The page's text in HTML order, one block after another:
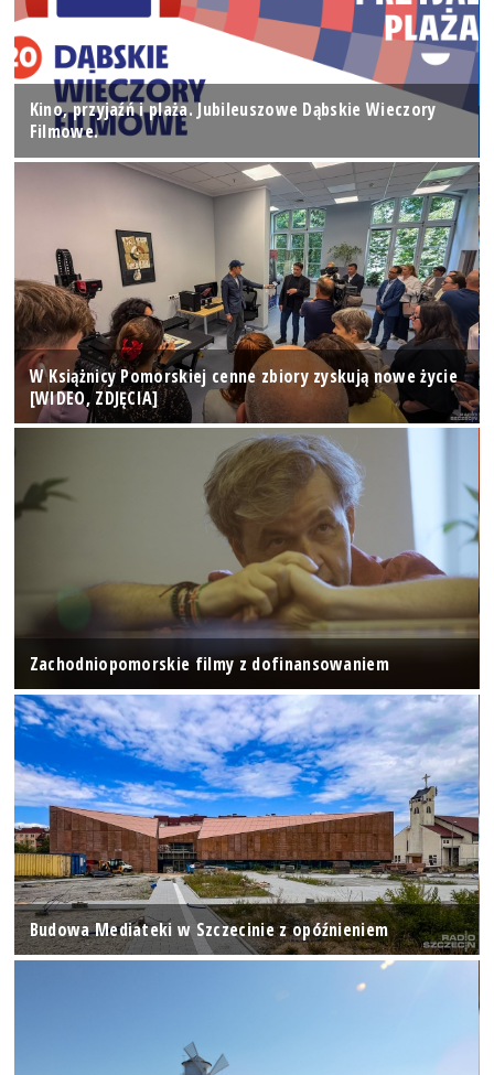
Kino, przyjaźń i plaża. Jubileuszowe Dąbskie Wieczory
Filmowe.
W Książnicy Pomorskiej cenne zbiory zyskują nowe życie
[WIDEO, ZDJĘCIA]
Zachodniopomorskie filmy z dofinansowaniem
Budowa Mediateki w Szczecinie z opóźnieniem